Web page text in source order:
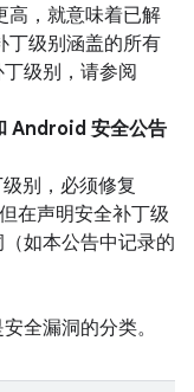
，就意味着已解
级别涵盖的所有
级别，请参阅
Android 安全公告
别，必须修复
在声明安全补丁级
如本公告中记录的
全漏洞的分类。